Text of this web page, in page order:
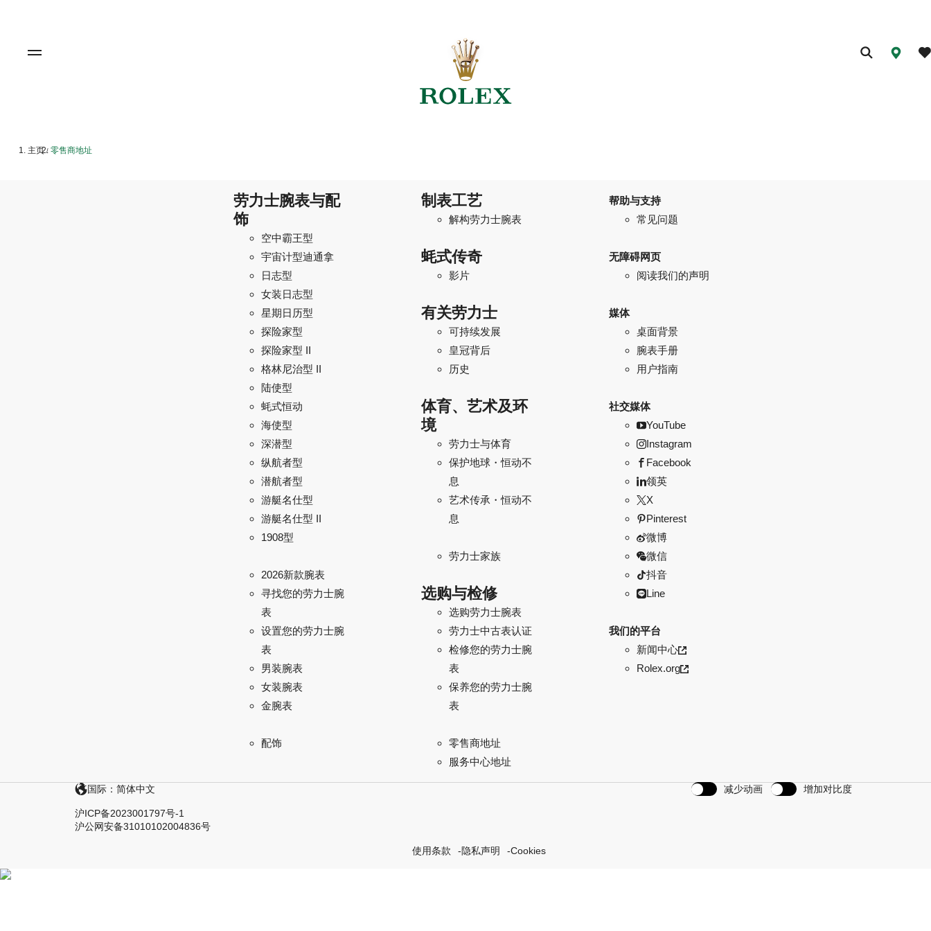
主页/ 零售商地址
劳力士腕表与配
饰
空中霸王型
宇宙计型迪通拿
日志型
女装日志型
星期日历型
探险家型
探险家型 II
格林尼治型 II
陆使型
蚝式恒动
海使型
深潜型
纵航者型
潜航者型
游艇名仕型
游艇名仕型 II
1908型
2026新款腕表
寻找您的劳力士腕
表
设置您的劳力士腕
表
男装腕表
女装腕表
金腕表
配饰
制表工艺
解构劳力士腕表
蚝式传奇
影片
有关劳力士
可持续发展
皇冠背后
历史
体育、艺术及环
境
劳力士与体育
保护地球・恒动不
息
艺术传承・恒动不
息
劳力士家族
选购与检修
选购劳力士腕表
劳力士中古表认证
检修您的劳力士腕
表
保养您的劳力士腕
表
零售商地址
服务中心地址
帮助与支持
常见问题
无障碍网页
阅读我们的声明
媒体
桌面背景
腕表手册
用户指南
社交媒体
YouTube
Instagram
Facebook
领英
X
Pinterest
微博
微信
抖音
Line
我们的平台
新闻中心
Rolex.org
国际：简体中文 减少动画 增加对比度
沪ICP备2023001797号-1
沪公网安备31010102004836号
使用条款 隐私声明 Cookies